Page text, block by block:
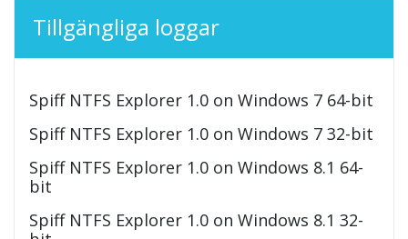
Tillgängliga loggar
Spiff NTFS Explorer 1.0 on Windows 7 64-bit
Spiff NTFS Explorer 1.0 on Windows 7 32-bit
Spiff NTFS Explorer 1.0 on Windows 8.1 64-
bit
Spiff NTFS Explorer 1.0 on Windows 8.1 32-